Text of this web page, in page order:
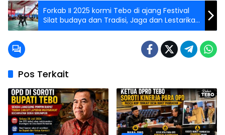
Forkab II 2025 kormi Tebo di ajang Festival
Silat budaya dan Tradisi, Jaga dan Lestarikan
Budaya Bangsa
Pos Terkait